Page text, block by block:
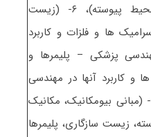
مکانیک محیط پیوسته)، ۶- (زیست
ها و فلزات و کاربرد
پزشکی – پلیمرها و
و کاربرد آنها در مهندسی
پزشکی)، ۷- (مبانی بیومکانیک، مکانیک
زیست سازگاری، پلیمرها